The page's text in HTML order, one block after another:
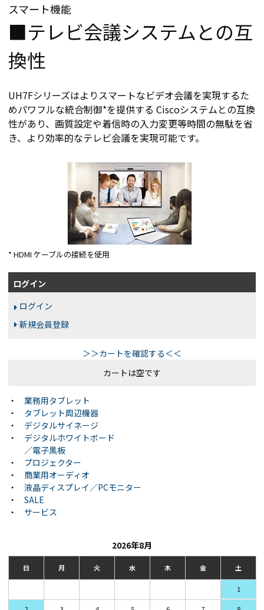
スマート機能
■テレビ会議システムとの互
換性
UH7Fシリーズはよりスマートなビデオ会議を実現するた
めパワフルな統合制御*を提供する Ciscoシステムとの互換
性があり、画質設定や着信時の入力変更等時間の無駄を省
き、より効率的なテレビ会議を実現可能です。
* HDMI ケーブルの接続を使用
ログイン
ログイン
新規会員登録
＞＞カートを確認する＜＜
カートは空です
・
業務用タブレット
・
タブレット周辺機器
・
デジタルサイネージ
・
デジタルホワイトボード
／電子黒板
・
プロジェクター
・
商業用オーディオ
・
液晶ディスプレイ／PCモニター
・
SALE
・
サービス
2026年8月
日 月 火 水 木 金 土
1